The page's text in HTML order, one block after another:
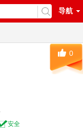
导航
安全
0